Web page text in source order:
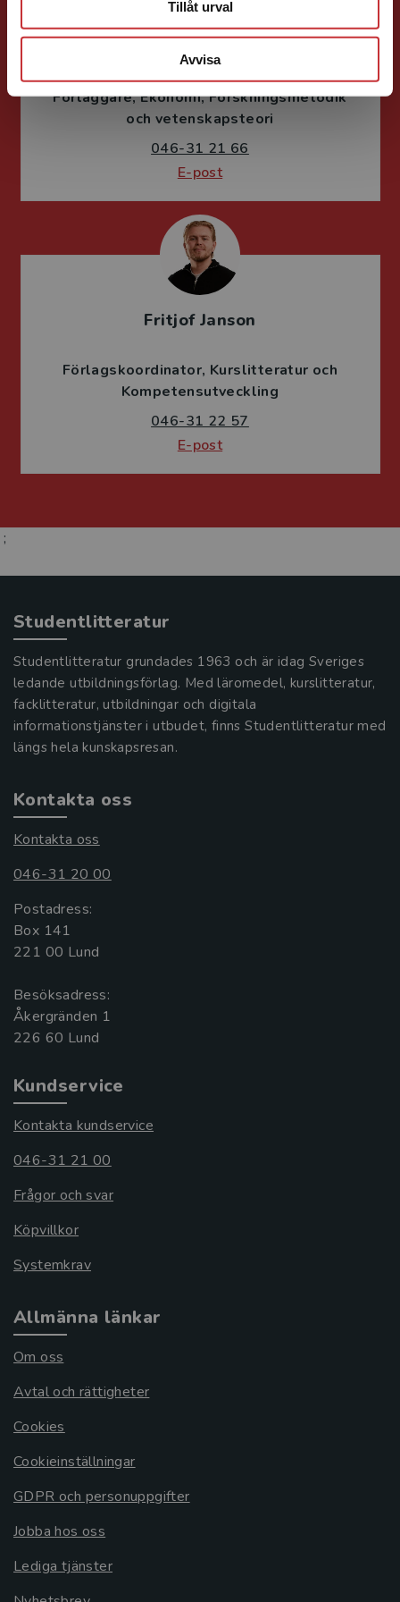
Tillåt urval
Avvisa
Förläggare Ekonomi Forskningsmetodik
och vetenskapsteori
046-31 21 66
E-post
Fritjof Janson
Förlagskoordinator Kurslitteratur och
Kompetensutveckling
046-31 22 57
E-post
;
Studentlitteratur
Studentlitteratur grundades 1963 och är idag Sveriges
ledande utbildningsförlag. Med läromedel, kurslitteratur,
facklitteratur, utbildningar och digitala
informationstjänster i utbudet, finns Studentlitteratur med
längs hela kunskapsresan.
Kontakta oss
Kontakta oss
046-31 20 00
Postadress:
Box 141
221 00 Lund
Besöksadress:
Åkergränden 1
Kundservice
Kontakta kundservice
046-31 21 00
Frågor och svar
Köpvillkor
Systemkrav
Allmänna länkar
Om oss
Avtal och rättigheter
Cookies
Cookieinställningar
GDPR och personuppgifter
Jobba hos oss
Lediga tjänster